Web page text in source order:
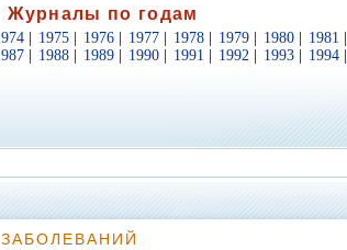
Журналы по годам
| 1975| 1976| 1977| 1978| 1979| 1980| 1981
| 1988| 1989| 1990| 1991 1992| 1993| 1994|